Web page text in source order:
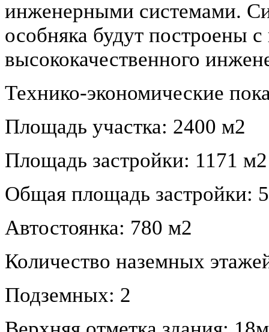
инженерными системами.
особняка будут построены
высококачественного
Технико-экономические
Площадь участка: 2400 м2
Площадь застройки: 1171 м2
Общая площадь застройки:
Автостоянка: 780 м2
Количество наземных
Подземных: 2